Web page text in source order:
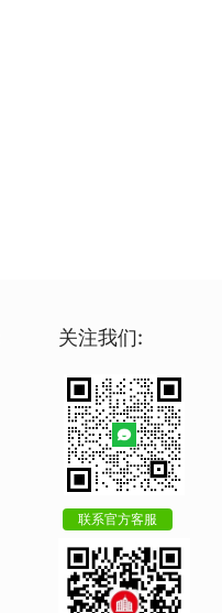
关注我们:
联系官方客服